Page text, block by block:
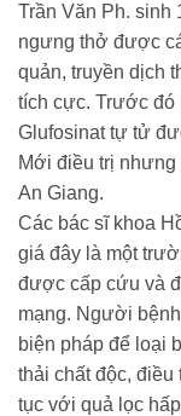
Trần Văn Ph. sinh
ngưng thở được
quản, truyền dịch
tích cực. Trước đó
Glufosinat tự tử
Mới điều trị
An Giang.
Các bác sĩ khoa
giá đây là một
được cấp cứu và
mạng. Người
biện pháp để loại
thải chất độc, điều
tục với quả lọc